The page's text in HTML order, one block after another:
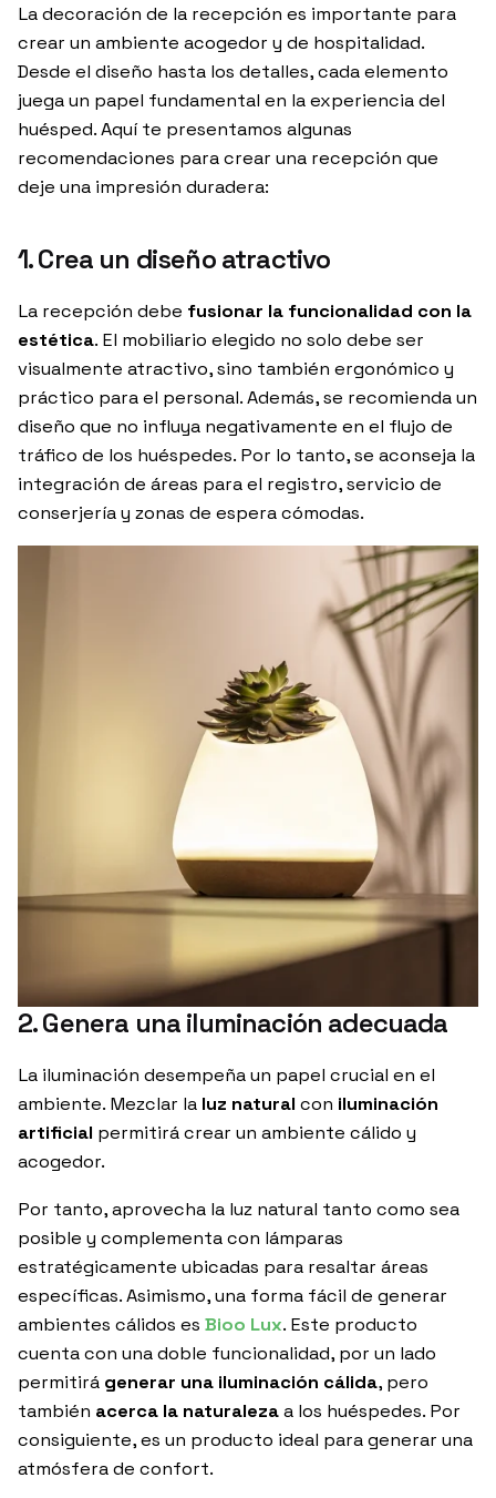
La decoración de la recepción es importante para
crear un ambiente acogedor y de hospitalidad.
Desde el diseño hasta los detalles, cada elemento
juega un papel fundamental en la experiencia del
huésped. Aquí te presentamos algunas
recomendaciones para crear una recepción que
deje una impresión duradera:
1. Crea un diseño atractivo
La recepción debe fusionar la funcionalidad con la
estética. El mobiliario elegido no solo debe ser
visualmente atractivo, sino también ergonómico y
práctico para el personal. Además, se recomienda un
diseño que no influya negativamente en el flujo de
tráfico de los huéspedes. Por lo tanto, se aconseja la
integración de áreas para el registro, servicio de
conserjería y zonas de espera cómodas.
2. Genera una iluminación adecuada
La iluminación desempeña un papel crucial en el
ambiente. Mezclar la luz natural con iluminación
artificial permitirá crear un ambiente cálido y
acogedor.
Por tanto, aprovecha la luz natural tanto como sea
posible y complementa con lámparas
estratégicamente ubicadas para resaltar áreas
específicas. Asimismo, una forma fácil de generar
ambientes cálidos es Bioo Lux. Este producto
cuenta con una doble funcionalidad, por un lado
permitirá generar una iluminación cálida, pero
también acerca la naturalezaa los huéspedes. Por
consiguiente, es un producto ideal para generar una
atmósfera de confort.